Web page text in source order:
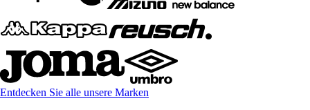
Entdecken Sie alle unsere Marken